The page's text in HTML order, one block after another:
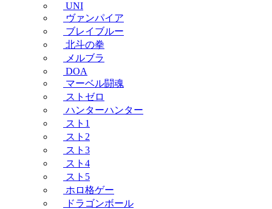
UNI
ヴァンパイア
ブレイブルー
北斗の拳
メルブラ
DOA
マーベル闘魂
ストゼロ
ハンターハンター
スト1
スト2
スト3
スト4
スト5
ホロ格ゲー
ドラゴンボール